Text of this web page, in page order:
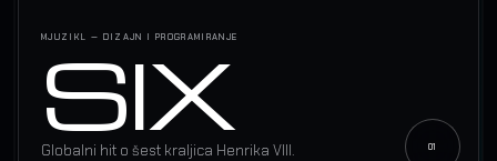
MJUZIKL — DIZAJN I PROGRAMIRANJE
SIX
Globalni hit o šest kraljica Henrika VIII.